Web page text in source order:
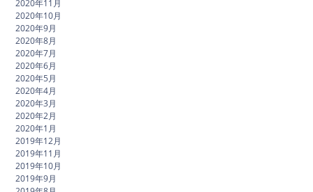
2020年11月
2020年10月
2020年9月
2020年8月
2020年7月
2020年6月
2020年5月
2020年4月
2020年3月
2020年2月
2020年1月
2019年12月
2019年11月
2019年10月
2019年9月